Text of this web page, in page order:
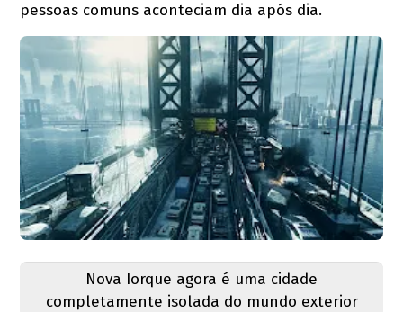
pessoas comuns aconteciam dia após dia.
Nova Iorque agora é uma cidade
completamente isolada do mundo exterior